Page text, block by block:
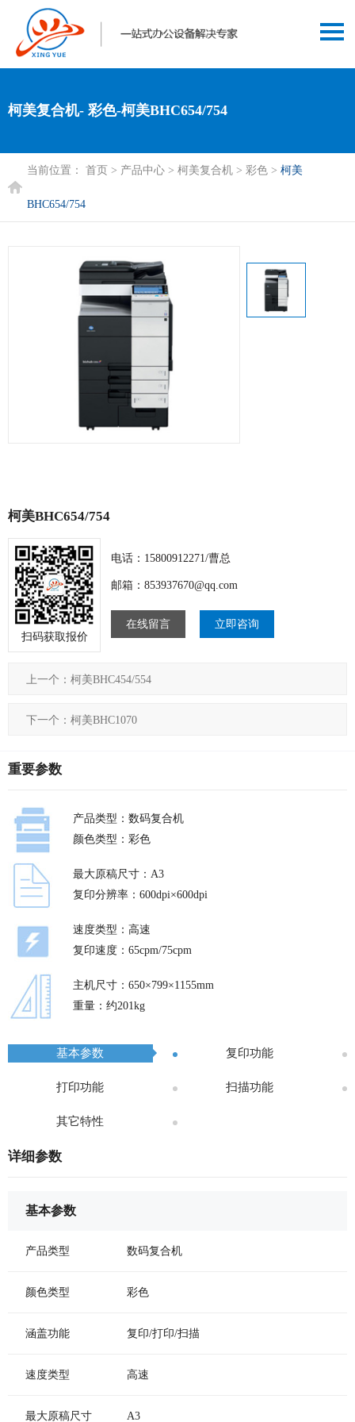
柯美复合机- 彩色-柯美BHC654/754
当前位置： 首页 > 产品中心 > 柯美复合机 > 彩色 > 柯美
BHC654/754
柯美BHC654/754
扫码获取报价
电话：15800912271/曹总
邮箱：853937670@qq.com
在线留言 立即咨询
上一个：柯美BHC454/554
下一个：柯美BHC1070
重要参数
产品类型：数码复合机
颜色类型：彩色
最大原稿尺寸：A3
复印分辨率：600dpi×600dpi
速度类型：高速
复印速度：65cpm/75cpm
主机尺寸：650×799×1155mm
重量：约201kg
基本参数 复印功能
打印功能 扫描功能
其它特性
详细参数
基本参数
产品类型 数码复合机
颜色类型 彩色
涵盖功能 复印/打印/扫描
速度类型 高速
最大原稿尺寸 A3